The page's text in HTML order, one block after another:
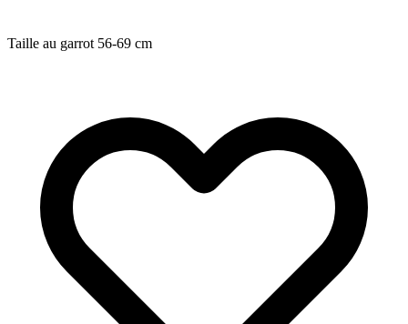
Taille au garrot 56-69 cm